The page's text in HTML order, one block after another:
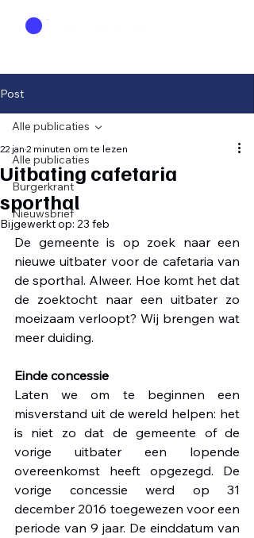
Post
Alle publicaties
Burgerkrant
Nieuwsbrief
Alle publicaties
Uitbating cafetaria
sporthal
22 jan 2 minuten om te lezen
Bijgewerkt op: 23 feb
De gemeente is op zoek naar een
nieuwe uitbater voor de cafetaria van
de sporthal. Alweer. Hoe komt het dat
de zoektocht naar een uitbater zo
moeizaam verloopt? Wij brengen wat
meer duiding.
Einde concessie
Laten we om te beginnen een
misverstand uit de wereld helpen: het
is niet zo dat de gemeente of de
vorige uitbater een lopende
overeenkomst heeft opgezegd. De
vorige concessie werd op 31
december 2016 toegewezen voor een
periode van 9 jaar. De einddatum van